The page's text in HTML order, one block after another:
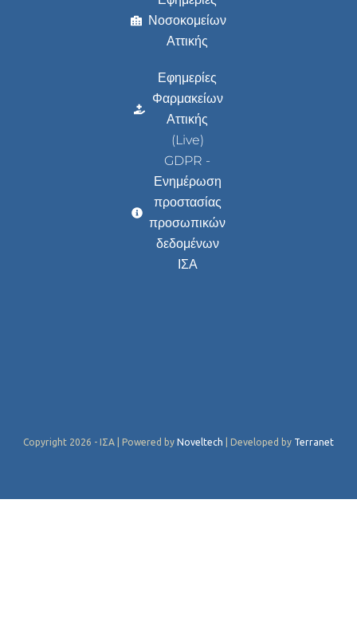
Νοσοκομείων
Αττικής
Εφημερίες
Φαρμακείων
Αττικής
(Live)
GDPR -
Ενημέρωση
προστασίας
προσωπικών
δεδομένων
ΙΣΑ
Copyright 2026 - ΙΣΑ | Powered by Noveltech | Developed by Terranet